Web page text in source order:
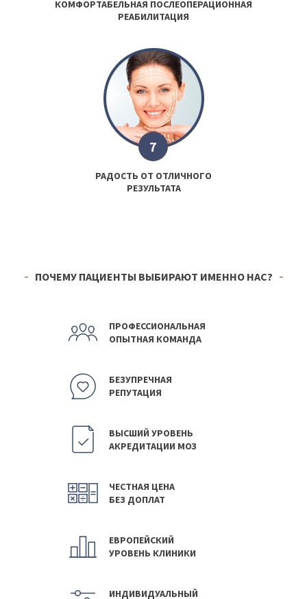
КОМФОРТАБЕЛЬНАЯ ПОСЛЕОПЕРАЦИОННАЯ
РЕАБИЛИТАЦИЯ
7
РАДОСТЬ ОТ ОТЛИЧНОГО
РЕЗУЛЬТАТА
ПОЧЕМУ ПАЦИЕНТЫ ВЫБИРАЮТ ИМЕННО НАС?
ПРОФЕССИОНАЛЬНАЯ
ОПЫТНАЯ КОМАНДА
БЕЗУПРЕЧНАЯ
РЕПУТАЦИЯ
ВЫСШИЙ УРОВЕНЬ
АКРЕДИТАЦИИ МОЗ
ЧЕСТНАЯ ЦЕНА
БЕЗ ДОПЛАТ
ЕВРОПЕЙСКИЙ
УРОВЕНЬ КЛИНИКИ
ИНДИВИДУАЛЬНЫЙ